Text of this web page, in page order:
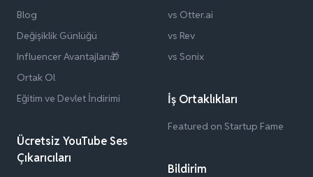
Blog
Değişiklik Günlüğü
Influencer Avantajları🎁
Ortak Ol
Eğitim ve Devlet İndirimi
Ücretsiz YouTube Ses
Çıkarıcıları
vs Otter.ai
vs Rev
vs Sonix
İş Ortaklıkları
Featured on Startup Fame
Bildirim